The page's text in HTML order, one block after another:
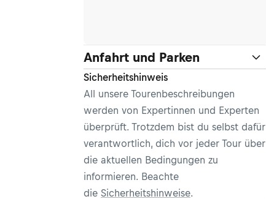
Anfahrt und Parken
Sicherheitshinweis
All unsere Tourenbeschreibungen
werden von Expertinnen und Experten
überprüft. Trotzdem bist du selbst dafür
verantwortlich, dich vor jeder Tour über
die aktuellen Bedingungen zu
informieren. Beachte
die Sicherheitshinweise.